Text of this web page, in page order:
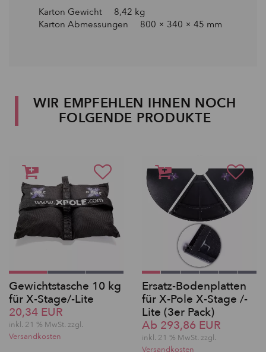
Karton Gewicht 8,42 kg
Karton Abmessungen 800 × 340 × 45 mm
WIR EMPFEHLEN IHNEN NOCH
FOLGENDE PRODUKTE
Gewichtstasche 10 kg
für X-Stage/-Lite
20,34 EUR
inkl. 21 % MwSt. zzgl.
Versandkosten
Ersatz-Bodenplatten
für X-Pole X-Stage /-
Lite (3er Pack)
Ab 293,86 EUR
inkl. 21 % MwSt. zzgl.
Versandkosten